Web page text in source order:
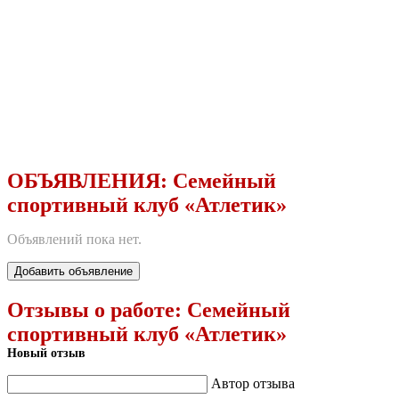
ОБЪЯВЛЕНИЯ: Семейный
спортивный клуб «Атлетик»
Объявлений пока нет.
Добавить объявление
Отзывы о работе: Семейный
спортивный клуб «Атлетик»
Новый отзыв
Автор отзыва